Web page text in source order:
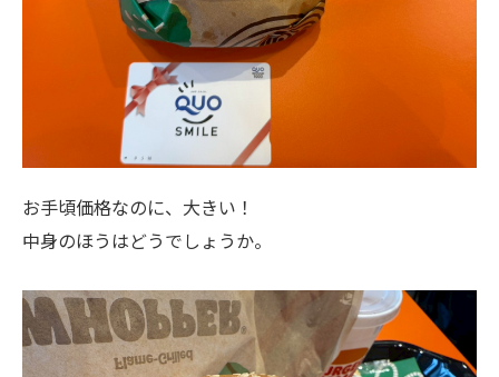
お手頃価格なのに、大きい！
中身のほうはどうでしょうか。